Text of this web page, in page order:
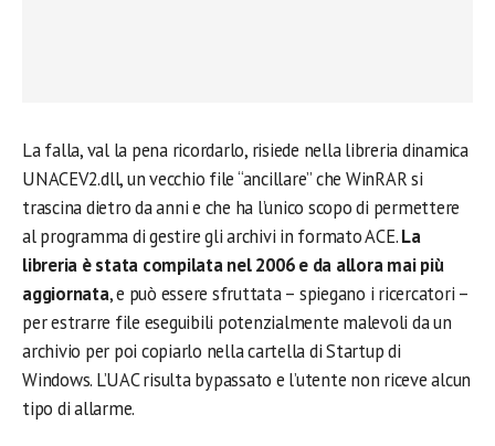
La falla, val la pena ricordarlo, risiede nella libreria dinamica
UNACEV2.dll, un vecchio file “ancillare” che WinRAR si
trascina dietro da anni e che ha l’unico scopo di permettere
al programma di gestire gli archivi in formato ACE.La
libreria è stata compilata nel 2006 e da allora mai più
aggiornata, e può essere sfruttata – spiegano i ricercatori –
per estrarre file eseguibili potenzialmente malevoli da un
archivio per poi copiarlo nella cartella di Startup di
Windows. L’UAC risulta bypassato e l’utente non riceve alcun
tipo di allarme.